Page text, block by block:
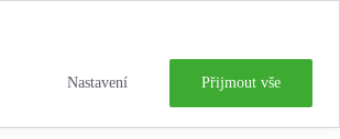
Nastavení Přijmout vše